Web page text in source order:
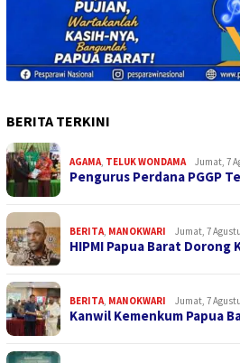
BERITA TERKINI
AGAMA, TELUK WONDAMA Jumat, 7
Pengurus Perdana PGGP
BERITA, MANOKWARI Jumat, 7
HIPMI Papua Barat
BERITA, MANOKWARI Jumat, 7
Kanwil Kemenkum Papua